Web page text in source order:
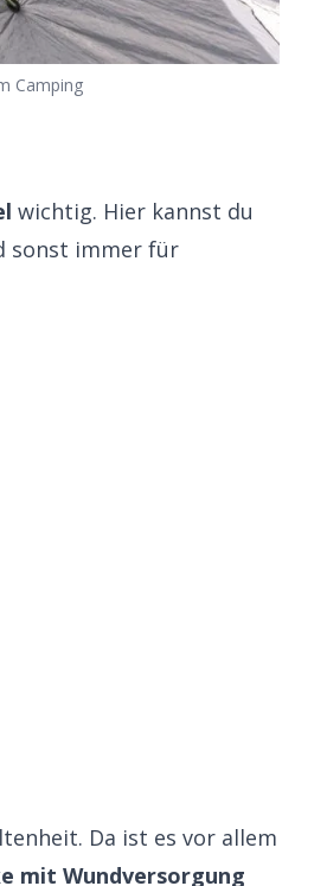
Camping
wichtig. Hier kannst du
sonst immer für
Da ist es vor allem
mit Wundversorgung